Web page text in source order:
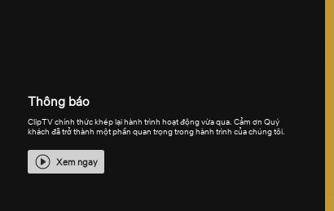
Thông báo
ClipTV chính thức khép lại hành trình hoạt động vừa qua. Cảm ơn Quý
khách đã trở thành một phần quan trọng trong hành trình của chúng tôi.
Xem ngay